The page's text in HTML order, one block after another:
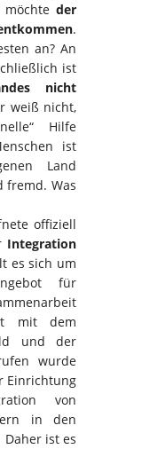
der
.
an? An
ist
nicht
weiß nicht,
Hilfe
ist
Land
fremd. Was
offiziell
Integration
es sich um
für
mit dem
und der
wurde
Einrichtung
von
in den
ist es